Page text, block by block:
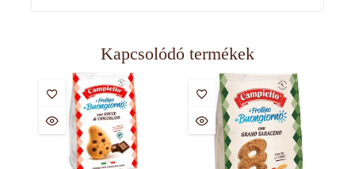
Kapcsolódó termékek